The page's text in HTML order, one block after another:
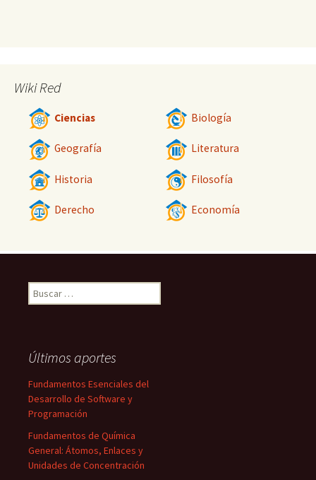
Wiki Red
Ciencias Biología
Geografía Literatura
Historia Filosofía
Derecho Economía
Buscar:
Últimos aportes
Fundamentos Esenciales del
Desarrollo de Software y
Programación
Fundamentos de Química
General: Átomos, Enlaces y
Unidades de Concentración